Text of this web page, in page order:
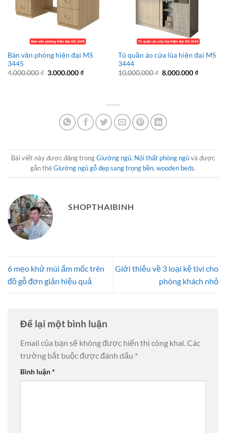
Bàn văn phòng hiện đại MS
3445
4.000.000₫ Giá
3.000.000₫Giá
Tủ quần áo cửa lùa hiện đại MS
3444
10.000.000₫ Giá
8.000.000₫Giá
Bài viết này được đăng trongGiường ngủ, Nội thất phòng ngủvà được
gắn thẻGiường ngủ gỗ đẹp sang trọng bền, wooden beds.
SHOPTHAIBINH
6 mẹo khử mùi ẩm mốc trên
đồ gỗ đơn giản hiệu quả
Giới thiệu về 3 loại kệ tivi cho
phòng khách nhỏ
Để lại một bình luận
Email của bạn sẽ không được hiển thị công khai.Các
trường bắt buộc được đánh dấu *
Bình luận*